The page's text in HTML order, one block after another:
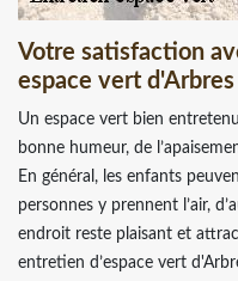
Votre satisfaction
espace vert
Un espace vert bien
bonne humeur, de
En général, les enfants
personnes y prennent l’air,
endroit reste plaisant et
entretien d’espace vert